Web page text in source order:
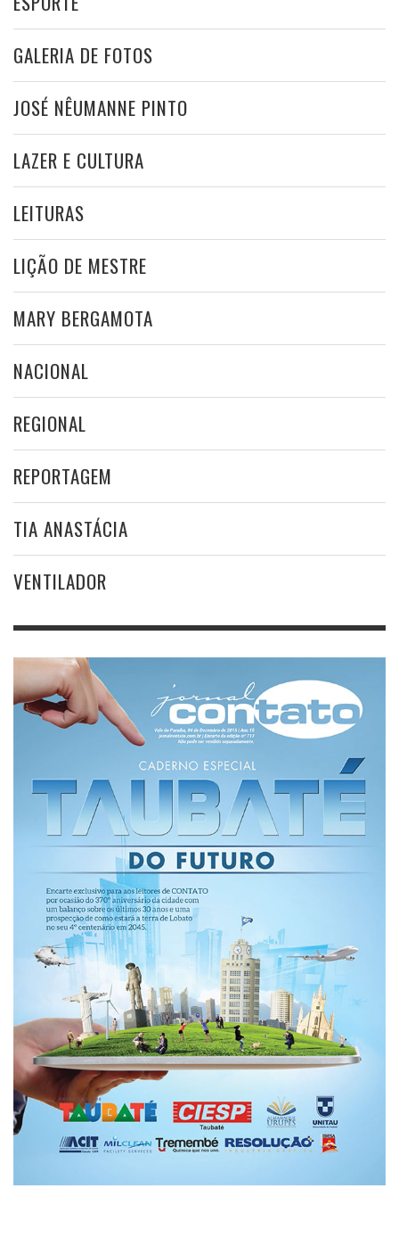
GALERIA DE FOTOS
JOSÉ NÊUMANNE PINTO
LAZER E CULTURA
LEITURAS
LIÇÃO DE MESTRE
MARY BERGAMOTA
NACIONAL
REGIONAL
REPORTAGEM
TIA ANASTÁCIA
VENTILADOR